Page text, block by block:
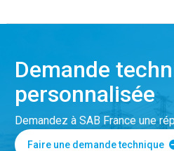
Demande
personnalisée
Demandez à SAB France une
Faire une demande technique